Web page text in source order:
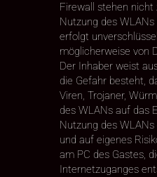
Firewall stehen
Nutzung des
erfolgt
möglicherweise von
Der Inhaber weist
die Gefahr besteht,
Viren, Trojaner,
des WLANs auf das
Nutzung des
und auf eigenes
am PC des Gastes,
Internetzuganges